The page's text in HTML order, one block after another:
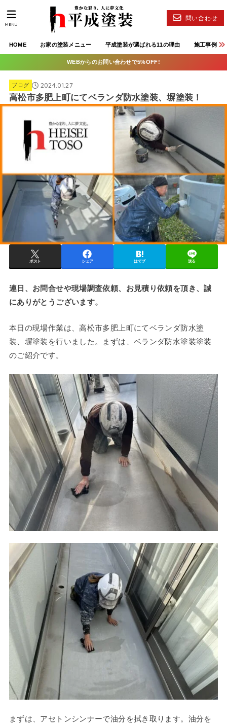
HOME お家の塗装メニュー 平成塗装が選ばれる11の理由 施工事例
問い合わせ
MENU
WEBからのお問い合わせで5%OFF!
ブログ 2024.01.27
高松市多肥上町にてベランダ防水塗装、塀塗装！
ポスト シェア はてブ 送る
連日、お問合せや現場調査依頼、お見積り依頼を頂き、誠
にありがとうございます。
本日の現場作業は、高松市多肥上町にてベランダ防水塗
装、塀塗装を行いました。まずは、ベランダ防水塗装塗装
のご紹介です。
まずは、アセトンシンナーで油分を拭き取ります。油分を